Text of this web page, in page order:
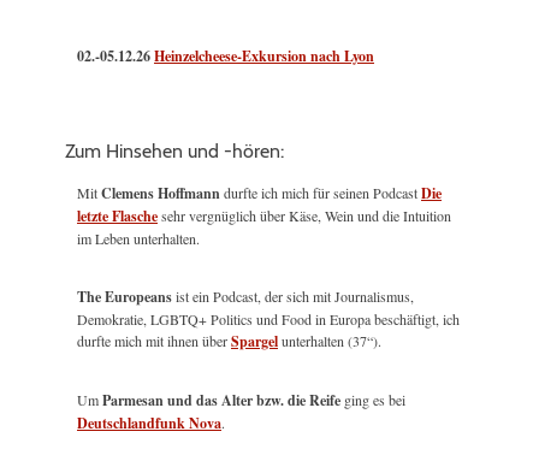
02.-05.12.26Heinzelcheese-Exkursion nach Lyon
Zum Hinsehen und -hören:
MitClemens Hoffmanndurfte ich mich für seinen PodcastDie
letzte Flaschesehr vergnüglich über Käse, Wein und die Intuition
im Leben unterhalten.
The Europeansist ein Podcast, der sich mit Journalismus,
Demokratie, LGBTQ+ Politics und Food in Europa beschäftigt, ich
durfte mich mit ihnen überSpargelunterhalten (37“).
UmParmesan und das Alter bzw. die Reife ging es bei
Deutschlandfunk Nova.